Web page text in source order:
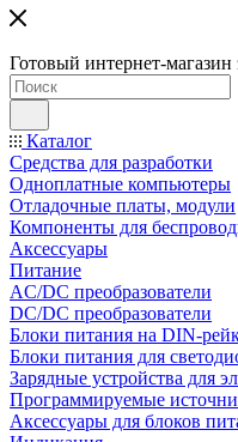
Готовый интернет-магазин
Каталог
Средства для разработки
Одноплатные компьютеры
Отладочные платы, модули
Компоненты для
Аксессуары
Питание
AC/DC преобразователи
DC/DC преобразователи
Блоки питания на DIN-
Блоки питания для
Зарядные устройства для
Программируемые
Аксессуары для блоков